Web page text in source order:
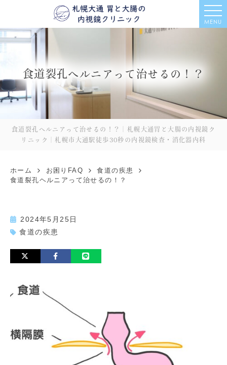
MENU
食道裂孔ヘルニアって治せるの！？
食道裂孔ヘルニアって治せるの！？｜札幌大通胃と大腸の内視鏡ク
リニック｜札幌市大通駅徒歩30秒の内視鏡検査・消化器内科
ホーム お困りFAQ
食道の疾患
食道裂孔ヘルニアって治せるの！？
2024年5月25日
食道の疾患